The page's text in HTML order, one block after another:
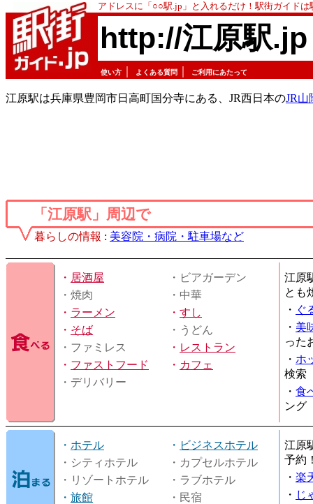
アドレスに「○○駅.jp」と入れるだけ！駅街ガイド
http://江原駅.jp
使い方 よくある質問 ご利用にあたって
江原駅は兵庫県豊岡市日高町国分寺にある、JR西日本のJR山
「江原駅」周辺で
暮らしの情報 : 美容院・病院・駐車場など
・ 居酒屋
・ビアガーデン
・焼肉
・中華
・ ラーメン ・ すし
・ そば
・うどん
・ファミレス
・ レストラン
・ ファストフード ・ カフェ
・デリバリー
江原
とも
・ ぐ
・ 美
った
・ ホ
検索
・ 食
ング
・ ホテル ・ ビジネスホテル
・シティホテル
・カプセルホテル
・リゾートホテル
・ラブホテル
・ 旅館 ・民宿
江原
予約
・ 楽
・ じ